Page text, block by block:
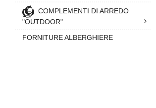
COMPLEMENTI DI ARREDO
"OUTDOOR"
FORNITURE ALBERGHIERE